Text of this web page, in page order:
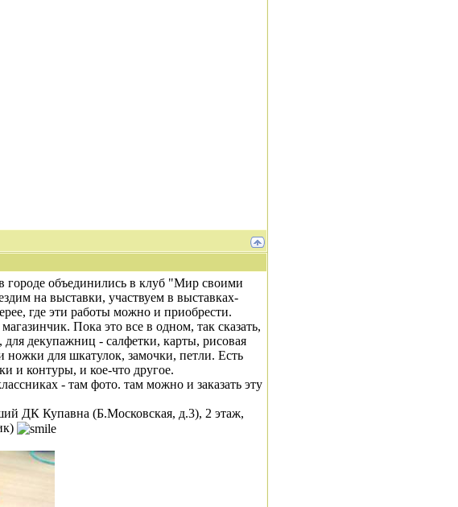
объединились в клуб "Мир своими
на выставки, участвуем в выставках-
где эти работы можно и приобрести.
Пока это все в одном, так сказать,
декупажниц - салфетки, карты, рисовая
ножки для шкатулок, замочки, петли. Есть
и контуры, и кое-что другое.
- там фото. там можно и заказать эту
ДК Купавна (Б.Московская, д.3), 2 этаж,